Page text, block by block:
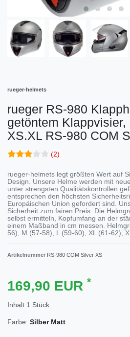
rueger-helmets
rueger RS-980
getöntem Klappvisier,
XS.XL
RS-980 COM
(2)
rueger-helmets legt größten Wert auf
Design. Unsere Helme werden mit
unter strengsten Qualitätskontrollen
entsprechen den höchsten
Europäischen Union gefordert sind.
Sicherheit zum fairen Preis. Die
selbst ermitteln, Kopfumfang an der
einem Maßband in cm messen.
56), M (57-58), L (59-60), XL (61-62),
Artikelnummer RS-980 COM Silver XS
169,90 EUR *
Inhalt 1 Stück
Farbe: Silber Matt